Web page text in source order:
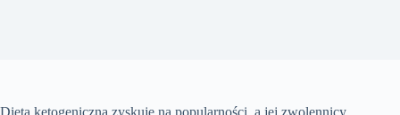
Dieta ketogeniczna zyskuje na popularności, a jej zwolennicy